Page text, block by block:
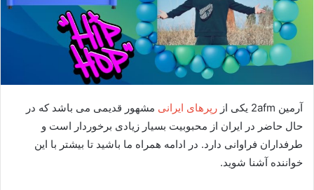
آرمین 2afm یکی از رپرهای ایرانی مشهور قدیمی می باشد که در
حال حاضر در ایران از محبوبیت بسیار زیادی برخوردار است و
طرفداران فراوانی دارد. در ادامه همراه ما باشید تا بیشتر با این
خواننده آشنا شوید.